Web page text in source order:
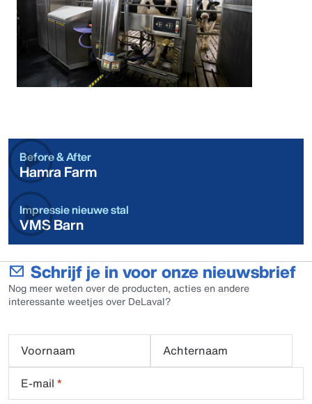
Before & After
Hamra Farm
Impressie nieuwe stal
VMS Barn
Schrijf je in voor onze nieuwsbrief
Nog meer weten over de producten, acties en andere
interessante weetjes over DeLaval?
Voornaam
Achternaam
E-mail *